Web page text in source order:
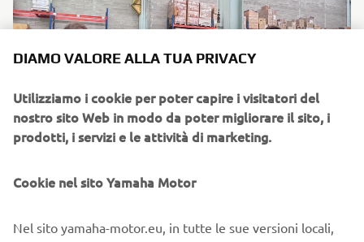
difficoltà durante le vacanze di Natale
DIAMO VALORE ALLA TUA PRIVACY
Utilizziamo i cookie per poter capire i visitatori del
nostro sito Web in modo da poter migliorare il sito, i
prodotti, i servizi e le attività di marketing.
Cookie nel sito Yamaha Motor
Nel sito yamaha-motor.eu, in tutte le sue versioni locali,